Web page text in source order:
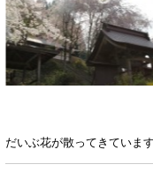
だいぶ花が散ってきています